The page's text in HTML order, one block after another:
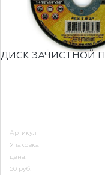
ДИСК ЗАЧИСТНОЙ
Артикул
Упаковка
цена:
50 руб.